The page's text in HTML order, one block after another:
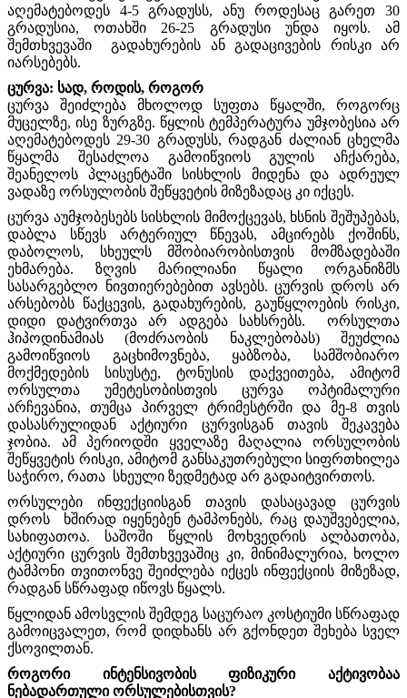
აღემატებოდეს 4-5 გრადუსს, ანუ როდესაც გარეთ 30
გრადუსია, ოთახში 26-25 გრადუსი უნდა იყოს. ამ
შემთხვევაში გადახურების ან გადაცივების რისკი არ
იარსებებს.
ცურვა: სად, როდის, როგორ
ცურვა შეიძლება მხოლოდ სუფთა წყალში, როგორც
მუცელზე, ისე ზურგზე. წყლის ტემპერატურა უმჯობესია არ
აღემატებოდეს 29-30 გრადუსს, რადგან ძალიან ცხელმა
წყალმა შესაძლოა გამოიწვიოს გულის აჩქარება,
შეანელოს პლაცენტაში სისხლის მიდენა და ადრეულ
ვადაზე ორსულობის შეწყვეტის მიზეზადაც კი იქცეს.
ცურვა აუმჯობესებს სისხლის მიმოქცევას, ხსნის შეშუპებას,
დაბლა სწევს არტერიულ წნევას, ამცირებს ქოშინს,
დაბოლოს, სხეულს მშობიარობისთვის მომზადებაში
ეხმარება. ზღვის მარილიანი წყალი ორგანიზმს
სასარგებლო ნივთიერებებით ავსებს. ცურვის დროს არ
არსებობს წაქცევის, გადახურების, გაუწყლოების რისკი,
დიდი დატვირთვა არ ადგება სახსრებს. ორსულთა
ჰიპოდინამიას (მოძრაობის ნაკლებობას) შეუძლია
გამოიწვიოს გაცხიმოვნება, ყაბზობა, სამშობიარო
მოქმედების სისუსტე, ტონუსის დაქვეითება, ამიტომ
ორსულთა უმეტესობისთვის ცურვა ოპტიმალური
არჩევანია, თუმცა პირველ ტრიმესტრში და მე-8 თვის
დასასრულიდან აქტიური ცურვისგან თავის შეკავება
ჯობია. ამ პერიოდში ყველაზე მაღალია ორსულობის
შეწყვეტის რისკი, ამიტომ განსაკუთრებული სიფრთხილეა
საჭირო, რათა სხეული ზედმეტად არ გადაიტვირთოს.
ორსულები ინფექციისგან თავის დასაცავად ცურვის
დროს ხშირად იყენებენ ტამპონებს, რაც დაუშვებელია,
სახიფათოა. საშოში წყლის მოხვედრის ალბათობა,
აქტიური ცურვის შემთხვევაშიც კი, მინიმალურია, ხოლო
ტამპონი თვითონვე შეიძლება იქცეს ინფექციის მიზეზად,
რადგან სწრაფად იწოვს წყალს.
წყლიდან ამოსვლის შემდეგ საცურაო კოსტიუმი სწრაფად
გამოიცვალეთ, რომ დიდხანს არ გქონდეთ შეხება სველ
ქსოვილთან.
როგორი ინტენსივობის ფიზიკური აქტივობაა
ნებადართული ორსულებისთვის?